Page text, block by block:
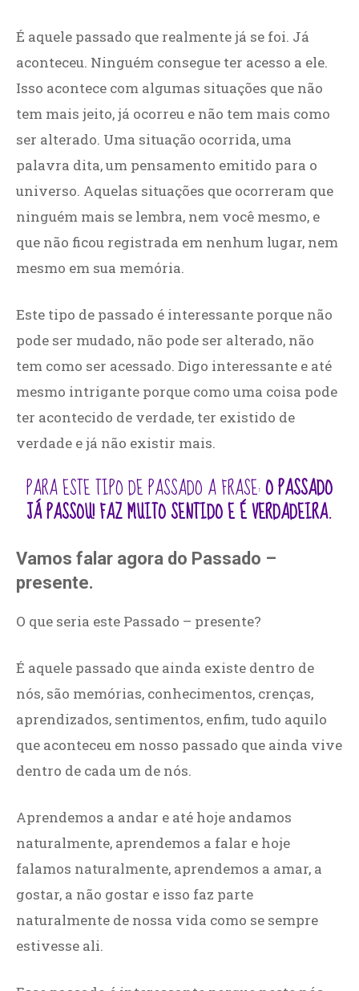
É aquele passado que realmente já se foi. Já
aconteceu. Ninguém consegue ter acesso a ele.
Isso acontece com algumas situações que não
tem mais jeito, já ocorreu e não tem mais como
ser alterado. Uma situação ocorrida, uma
palavra dita, um pensamento emitido para o
universo. Aquelas situações que ocorreram que
ninguém mais se lembra, nem você mesmo, e
que não ficou registrada em nenhum lugar, nem
mesmo em sua memória.
Este tipo de passado é interessante porque não
pode ser mudado, não pode ser alterado, não
tem como ser acessado. Digo interessante e até
mesmo intrigante porque como uma coisa pode
ter acontecido de verdade, ter existido de
verdade e já não existir mais.
PARA ESTE TIPO DE PASSADO A FRASE:O PASSADO
JÁ PASSOU! FAZ MUITO SENTIDO E É VERDADEIRA.
Vamos falar agora do Passado –
presente.
O que seria este Passado – presente?
É aquele passado que ainda existe dentro de
nós, são memórias, conhecimentos, crenças,
aprendizados, sentimentos, enfim, tudo aquilo
que aconteceu em nosso passado que ainda vive
dentro de cada um de nós.
Aprendemos a andar e até hoje andamos
naturalmente, aprendemos a falar e hoje
falamos naturalmente, aprendemos a amar, a
gostar, a não gostar e isso faz parte
naturalmente de nossa vida como se sempre
estivesse ali.